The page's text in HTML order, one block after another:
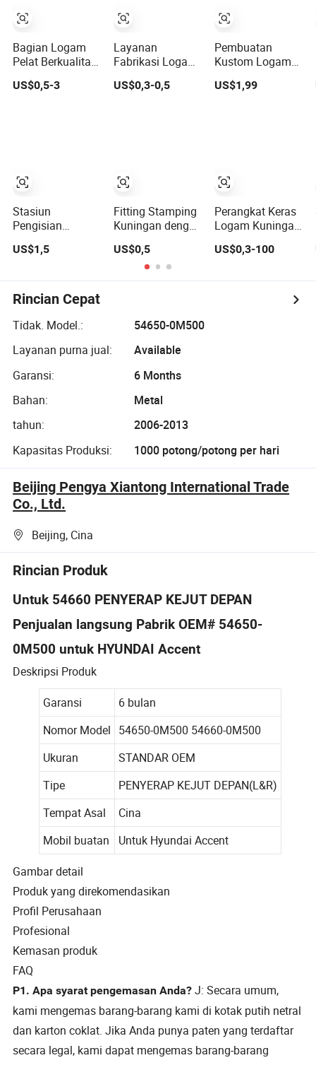
Bagian Logam
Pelat Berkualitas
Tinggi dan
Presisi Tinggi
US$0,5-3
Stasiun
Pengisian
Biaya Rendah
Busbar Tembaga
Negatif yang
US$1,5
Layanan
Fabrikasi Logam
Lembaran
Kustom Tembaga
US$0,3-0,5
Fitting Stamping
Kuningan dengan
Permukaan Tone
US$0,5
Pembuatan
Kustom Logam
Lembaran
Pemotongan
Presisi Stamping
Logam Lembaran
US$1,99
Perangkat Keras
Logam Kuningan
Stainless Steel
Bagian Mobil
US$0,3-100
Rincian Cepat
Tidak. Model.:
54650-0M500
Layanan purna jual:
Available
Garansi:
6 Months
Bahan:
Metal
tahun:
2006-2013
Kapasitas Produksi:
1000 potong/potong per hari
Beijing Pengya Xiantong International Trade
Co., Ltd.
Beijing, Cina
Rincian Produk
Untuk 54660 PENYERAP KEJUT DEPAN
Penjualan langsung Pabrik OEM# 54650-
0M500 untuk HYUNDAI Accent
Deskripsi Produk
Garansi
6 bulan
Nomor Model 54650-0M500 54660-0M500
Ukuran
STANDAR OEM
Tipe
PENYERAP KEJUT DEPAN(L&R)
Tempat Asal
Cina
Mobil buatan
Untuk Hyundai Accent
Gambar detail
Produk yang direkomendasikan
Profil Perusahaan
Profesional
Kemasan produk
FAQ
P1. Apa syarat pengemasan Anda?J: Secara umum,
kami mengemas barang-barang kami di kotak putih netral
dan karton coklat. Jika Anda punya paten yang terdaftar
secara legal, kami dapat mengemas barang-barang